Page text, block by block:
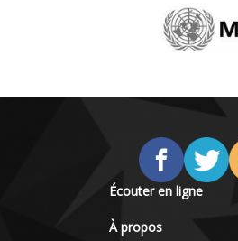
Écouter en ligne
À propos